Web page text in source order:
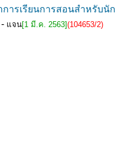
ารเรียนการสอนสำหรับนั
แจน[1 มี.ค. 2563](104653/2)